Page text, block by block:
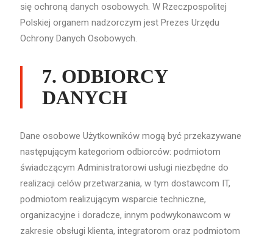
się ochroną danych osobowych. W Rzeczpospolitej
Polskiej organem nadzorczym jest Prezes Urzędu
Ochrony Danych Osobowych.
7. ODBIORCY
DANYCH
Dane osobowe Użytkowników mogą być przekazywane
następującym kategoriom odbiorców: podmiotom
świadczącym Administratorowi usługi niezbędne do
realizacji celów przetwarzania, w tym dostawcom IT,
podmiotom realizującym wsparcie techniczne,
organizacyjne i doradcze, innym podwykonawcom w
zakresie obsługi klienta, integratorom oraz podmiotom